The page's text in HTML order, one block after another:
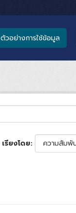
ตัวอย่างการใช้ข้อมูล
เรียงโดย